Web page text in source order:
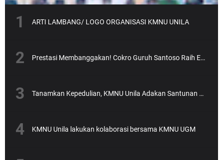
ARTI LAMBANG/ LOGO ORGANISASI KMNU UNILA
Prestasi Membanggakan! Cokro Guruh Santoso Raih Emas Olimpiade Biologi Puskanas
Tanamkan Kepedulian, KMNU Unila Adakan Santunan Anak Yatim
KMNU Unila lakukan kolaborasi bersama KMNU UGM